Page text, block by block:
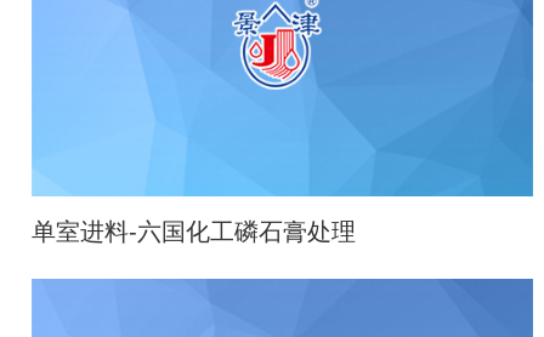
单室进料-六国化工磷石膏处理